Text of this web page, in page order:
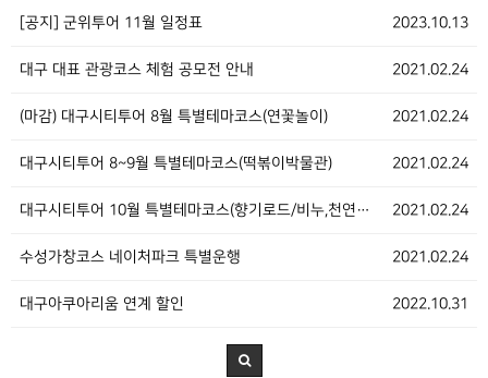
2023.10.13
[공지] 군위투어 11월 일정표
2021.02.24
대구 대표 관광코스 체험 공모전 안내
2021.02.24
(마감) 대구시티투어 8월 특별테마코스(연꽃놀이)
2021.02.24
대구시티투어 8~9월 특별테마코스(떡볶이박물관)
2021.02.24
대구시티투어 10월 특별테마코스(향기로드/비누,천연방향…
2021.02.24
수성가창코스 네이처파크 특별운행
2022.10.31
대구아쿠아리움 연계 할인